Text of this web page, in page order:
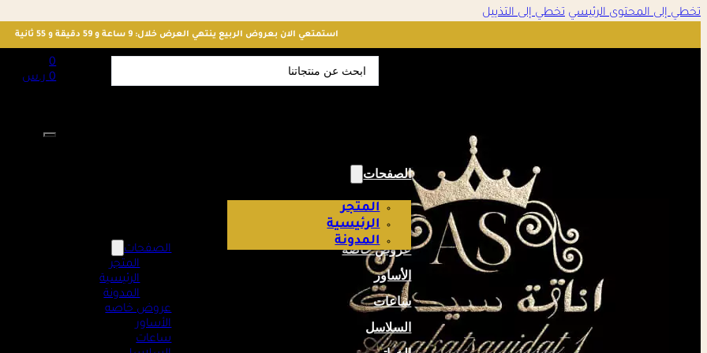
تخطي إلى المحتوى الرئيسي تخطي إلى التذييل
استمتعي الان بعروض الربيع ينتهي العرض خلال: 9 ساعة و 59 دقيقة و 54 ثانية
0
0 ر.س
الصفحات
المتجر
الرئيسية
المدونة
عروض خاصه
الأساور
ساعات
السلاسل
الصفحات
المتجر
الرئيسية
المدونة
عروض خاصه
الأساور
ساعات